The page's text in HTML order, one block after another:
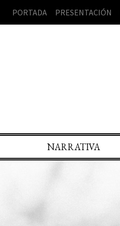
PORTADA PRESENTACIÓN
NARRATIVA